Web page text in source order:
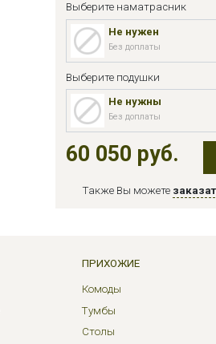
Выберите наматрасник
Не нужен
Без доплаты
Выберите подушки
Не нужны
Без доплаты
60 050 руб.
Также Вы можете
ПРИХОЖИЕ
Комоды
Тумбы
Столы